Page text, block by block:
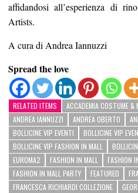
affidandosi all’esperienza di
Artists.
A cura di Andrea Iannuzzi
Spread the love
RELATED ITEMS ACCADEMIA COSTUME &
ANDREA IANNUZZI
ANDREA OBERTO
BOLLICINE VIP EVENTI
BOLLICINE VIP
BOLLICINE VIP FASHION IN MALL
EUROMA2
FASHION IN MALL
FASHION
FASHION IN MALL PARTY
FEATURED
FRANCESCA RICHIARDI COLLEZIONE